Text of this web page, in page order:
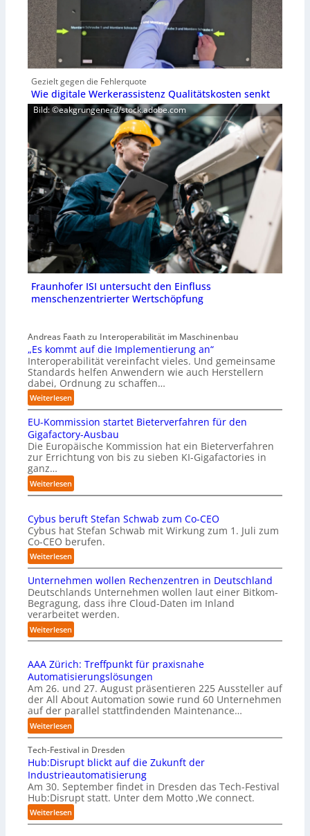
Gezielt gegen die Fehlerquote
Wie digitale Werkerassistenz Qualitätskosten senkt
Bild: ©eakgrungenerd/stock.adobe.com
Fraunhofer ISI untersucht den Einfluss
menschenzentrierter Wertschöpfung
Andreas Faath zu Interoperabilität im Maschinenbau
„Es kommt auf die Implementierung an“
Interoperabilität vereinfacht vieles. Und gemeinsame
Standards helfen Anwendern wie auch Herstellern
dabei, Ordnung zu schaffen…
Weiterlesen:
„
E
s
k
o
m
t
u
f
d
i
e
m
p
l
e
m
e
t
i
e
r
u
n
g
a
n
“
EU-Kommission startet Bieterverfahren für den
Gigafactory-Ausbau
Die Europäische Kommission hat ein Bieterverfahren
zur Errichtung von bis zu sieben KI-Gigafactories in
ganz…
Weiterlesen:
E
-
K
o
m
i
s
s
i
o
n
t
a
r
t
e
t
B
i
e
t
e
r
v
e
r
Cybus beruft Stefan Schwab zum Co-CEO
Cybus hat Stefan Schwab mit Wirkung zum 1. Juli zum
Co-CEO berufen.
Weiterlesen:
C
y
b
u
s
b
e
u
f
t
S
t
e
f
n
S
c
h
w
a
b
Unternehmen wollen Rechenzentren in Deutschland
Deutschlands Unternehmen wollen laut einer Bitkom-
Begragung, dass ihre Cloud-Daten im Inland
verarbeitet werden.
Weiterlesen:
U
t
e
r
n
e
h
m
w
o
l
l
e
n
AAA Zürich: Treffpunkt für praxisnahe
Automatisierungslösungen
Am 26. und 27. August präsentieren 225 Aussteller auf
der All About Automation sowie rund 60 Unternehmen
auf der parallel stattfindenden Maintenance…
Weiterlesen:
A
A
A
Z
ü
r
i
c
Tech-Festival in Dresden
Hub:Disrupt blickt auf die Zukunft der
Industrieautomatisierung
Am 30. September findet in Dresden das Tech-Festival
Hub:Disrupt statt. Unter dem Motto ‚We connect.
Weiterlesen:
H